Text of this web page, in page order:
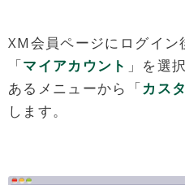
XM会員ページにログイ
「マイアカウント 」を選
あるメニューから「カス
します。